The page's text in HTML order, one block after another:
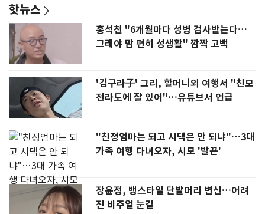
핫뉴스
홍석천 "6개월마다 성병 검사받는다…
그래야 맘 편히 성생활" 깜짝 고백
'김구라子' 그리, 할머니외 여행서 "친모
전라도에 잘 있어"…유튜브서 언급
"친정엄마는 되고 시댁은 안 되냐"…3대
가족 여행 다녀오자, 시모 '발끈'
장윤정, 뱅스타일 단발머리 변신…어려
진 비주얼 눈길